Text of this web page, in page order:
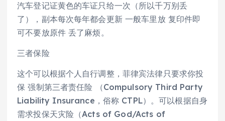
汽车登记证黄色的车证只给一次（所以千万别丢
了），副本每次每年都会更新 一般车里放 复印件即
可不要放原件 丢了麻烦。
三者保险
这个可以根据个人自行调整，菲律宾法律只要求你投
保 强制第三者责任险 （Compulsory Third Party
Liability Insurance，俗称 CTPL）。可以根据自身
需求投保天灾险（Acts of God/Acts of